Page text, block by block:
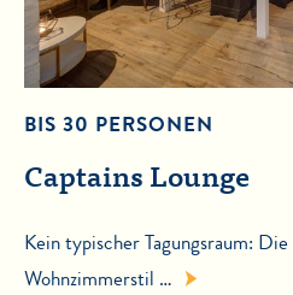
BIS 30 PERSONEN
Captains Lounge
Kein typischer Tagungsraum:
Wohnzimmerstil …